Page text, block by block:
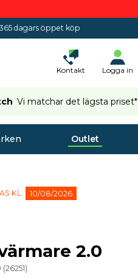
365 dagars öppet köp
Kontakt Logga in
Vi matchar det lägsta priset*
Outlet
KL 10/08/2026
2.0
(26251)